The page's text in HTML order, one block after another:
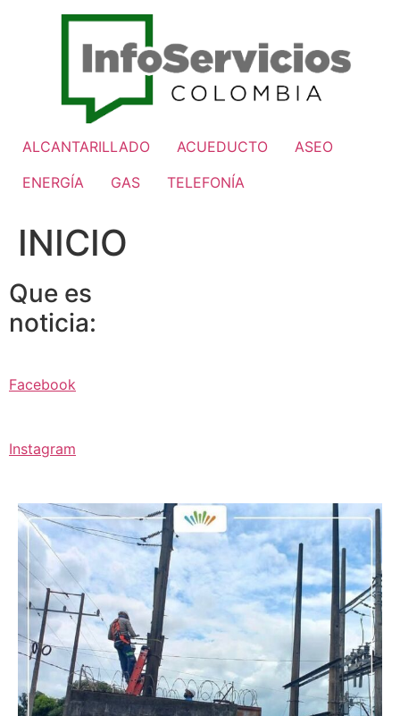
ALCANTARILLADO ACUEDUCTO
ASEO
ENERGÍA
GAS TELEFONÍA
INICIO
Que es
noticia:
Facebook
Instagram